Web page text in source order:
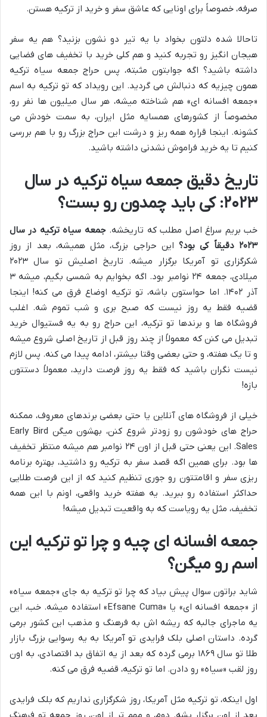
صرفه، خصوصاً برای اونایی که عاشق سفر و خرید از ترکیه هستن.
تاحالا شده دلتون بخواد با یه تیر دو نشون بزنید؟ هم یه سفر
هیجان انگیز رو تجربه کنید و هم کلی خرید با تخفیف های فضایی
داشته باشید؟ اگه جوابتون مثبته، پس حراج جمعه سیاه ترکیه
همون چیزیه که دنبالش می گردید. این رویداد که تو ترکیه به اسم
«جمعه افسانه ای» هم شناخته میشه، هر سال میلیون ها نفر رو،
مخصوصاً از کشورهای همسایه مثل ایران، به سمت خودش می
کشونه. اینجا قراره همه ریز و درشت این حراج بزرگ رو با هم بررسی
کنیم تا یه خرید فراموش نشدنی داشته باشید.
تاریخ دقیق جمعه سیاه ترکیه در سال
۲۰۲۳: کی باید چمدون رو بست؟
خب بریم سراغ اصل مطلب که تاریخشه.جمعه سیاه ترکیه در سال
۲۰۲۳ دقیقاً کی بود؟
این حراجی بزرگ، مثل همیشه، بعد از روز
شکرگزاری تو آمریکا برگزار میشه. تاریخ اصلیش تو سال ۲۰۲۳
میلادی، جمعه ۲۴ نوامبر بود. اگه بخوایم به شمسی بگیم، میشه ۳
آذر ۱۴۰۲. اما حواستون باشه، تو ترکیه اوضاع فرق می کنه! اینجا
قضیه فقط یه روز نیست که صبح بری و شب تموم شه. اغلب
فروشگاه ها و برندها تو ترکیه، این حراج رو به یه فستیوال خرید
تبدیل می کنن که معمولاً از چند روز قبل از تاریخ اصلی شروع میشه
و تا یک هفته، و حتی بعضی وقتا بیشتر، ادامه پیدا می کنه. پس لازم
نیست نگران باشید که فقط یه روز فرصت دارید، معمولاً دستتون
بازه!
خیلی از فروشگاه های آنلاین یا حتی بعضی برندهای معروف، ممکنه
حراج های خودشون رو زودتر شروع کنن، بهشون میگن Early Bird
Sales. این یعنی حتی قبل از اون ۲۴ نوامبر هم میشه منتظر تخفیف
ها بود. برای همین اگه قصد سفر به ترکیه رو داشتید، بهتره برنامه
ریزی سفر و اقامتتون رو جوری تنظیم کنید که از این فرصت طلایی
حداکثر استفاده رو ببرید. یه هفته خرید واقعی، اونم با این همه
تخفیف، مثل یه رویاست که به واقعیت تبدیل میشه!
جمعه افسانه ای چیه و چرا تو ترکیه این
اسم رو میگن؟
شاید براتون سوال پیش بیاد که چرا تو ترکیه به جای «جمعه سیاه»
از «جمعه افسانه ای» یا «Efsane Cuma» استفاده میشه. خب، این
یه ماجرای جالبه که ریشه اش به فرهنگ و مذهب این کشور برمی
گرده. داستان اصلی بلک فرایدی تو آمریکا به یه رسوایی بزرگ بازار
طلا تو سال ۱۸۶۹ برمی گرده که بعد از یه اتفاق بد اقتصادی، به اون
روز لقب «سیاه» رو دادن. اما تو ترکیه، قضیه فرق می کنه.
اول اینکه، تو ترکیه مثل آمریکا، روز شکرگزاری نداریم که بلک فرایدی